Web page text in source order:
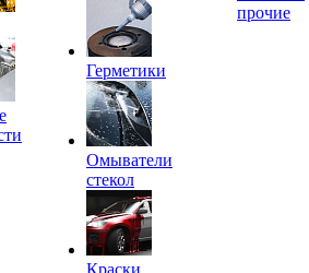
Герметики
Омыватели
стекол
прочие